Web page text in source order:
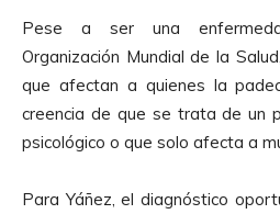
Pese a ser una
Organización Mundial de la
que afectan a quienes la
creencia de que se trata de un
psicológico o que solo afecta a
Para Yáñez, el diagnóstico